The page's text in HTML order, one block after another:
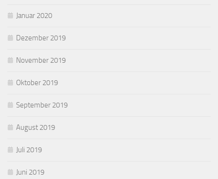
Januar 2020
Dezember 2019
November 2019
Oktober 2019
September 2019
August 2019
Juli 2019
Juni 2019